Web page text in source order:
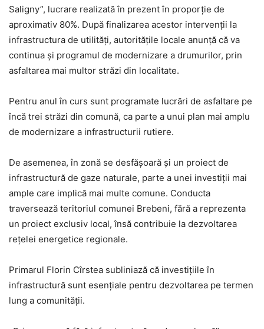
Saligny”, lucrare realizată în prezent în proporție de
aproximativ 80%. După finalizarea acestor intervenții la
infrastructura de utilități, autoritățile locale anunță că va
continua și programul de modernizare a drumurilor, prin
asfaltarea mai multor străzi din localitate.
Pentru anul în curs sunt programate lucrări de asfaltare pe
încă trei străzi din comună, ca parte a unui plan mai amplu
de modernizare a infrastructurii rutiere.
De asemenea, în zonă se desfășoară și un proiect de
infrastructură de gaze naturale, parte a unei investiții mai
ample care implică mai multe comune. Conducta
traversează teritoriul comunei Brebeni, fără a reprezenta
un proiect exclusiv local, însă contribuie la dezvoltarea
rețelei energetice regionale.
Primarul Florin Cîrstea subliniază că investițiile în
infrastructură sunt esențiale pentru dezvoltarea pe termen
lung a comunității.